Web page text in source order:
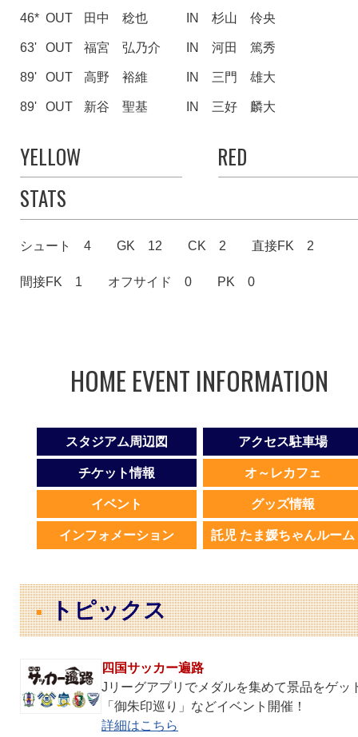
46* OUT 田中 稔也 IN 杉山 伶央
63' OUT 福宮 弘乃介 IN 河田 篤秀
89' OUT 高野 裕維 IN 三門 雄大
89' OUT 新谷 聖基 IN 三好 麟大
YELLOW
RED
STATS
シュート 4 GK 12 CK 2 直接FK 2
間接FK 1 オフサイド 0 PK 0
HOME EVENT INFORMATION
スタジアム周辺図 アクセス駐車場
チケット情報 オ～レカフェ
イベント グッズ情報
インフォメーション 託児 たま媛ちゃんルーム
トピックス
四国サッカー遍路
Jリーグアプリでメダルを集めて景品をゲッ
「御朱印巡り」などイベント開催！
詳細はこちら